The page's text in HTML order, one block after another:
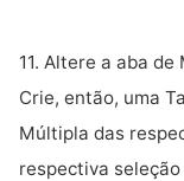
11. Altere a aba
Crie, então, uma
Múltipla das
respectiva seleção